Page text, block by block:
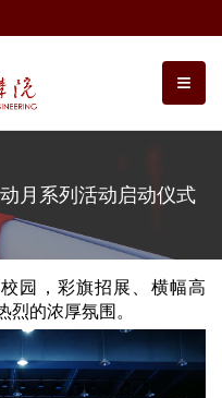
月系列活动启动仪式
园，彩旗招展、横幅高
烈的浓厚氛围。